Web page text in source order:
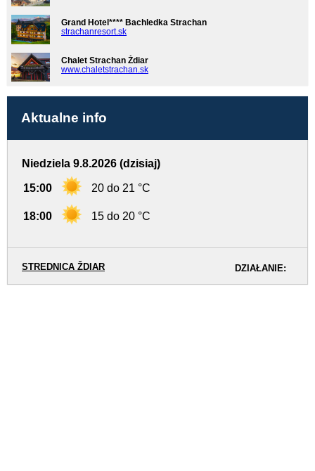
Grand Hotel**** Bachledka Strachan
strachanresort.sk
Chalet Strachan Ždiar
www.chaletstrachan.sk
Aktualne info
Niedziela 9.8.2026 (dzisiaj)
15:00 20 do 21 °C
18:00 15 do 20 °C
DZIAŁANIE:
STREDNICA ŽDIAR